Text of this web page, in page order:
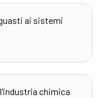
ai sistemi
chimica